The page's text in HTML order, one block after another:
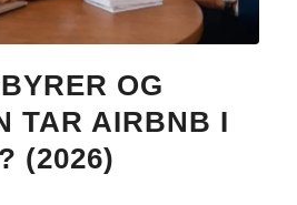
OG
TAR AIRBNB I
(2026)